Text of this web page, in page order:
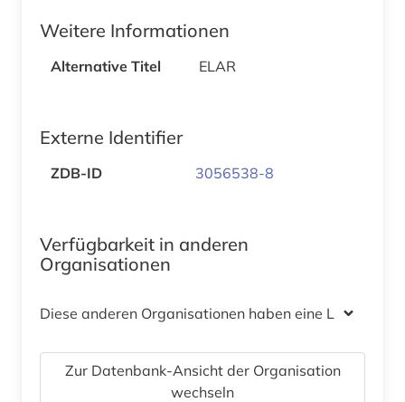
Weitere Informationen
Alternative Titel ELAR
Externe Identifier
ZDB-ID 3056538-8
Verfügbarkeit in anderen
Organisationen
Diese anderen Organisationen haben eine Lizenz
Zur Datenbank-Ansicht der Organisation
wechseln